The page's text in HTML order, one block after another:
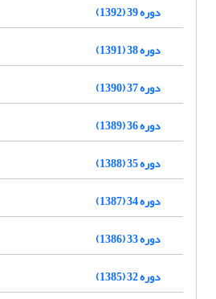
دوره 39 (1392)
دوره 38 (1391)
دوره 37 (1390)
دوره 36 (1389)
دوره 35 (1388)
دوره 34 (1387)
دوره 33 (1386)
دوره 32 (1385)